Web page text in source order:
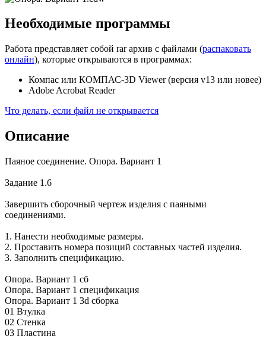
Необходимые программы
Работа представляет собой rar архив с файлами (распаковать
онлайн), которые открываются в программах:
Компас или КОМПАС-3D Viewer (версия v13 или новее)
Adobe Acrobat Reader
Что делать, если файл не открывается
Описание
Паяное соединение. Опора. Вариант 1
Задание 1.6
Завершить сборочный чертеж изделия с паяными
соединениями.
1. Нанести необходимые размеры.
2. Проставить номера позиций составных частей изделия.
3. Заполнить спецификацию.
Опора. Вариант 1 сб
Опора. Вариант 1 спецификация
Опора. Вариант 1 3d сборка
01 Втулка
02 Стенка
03 Пластина